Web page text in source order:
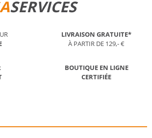
SERVICES
LIVRAISON GRATUITE*
À PARTIR DE 129,- €
BOUTIQUE EN LIGNE
CERTIFIÉE